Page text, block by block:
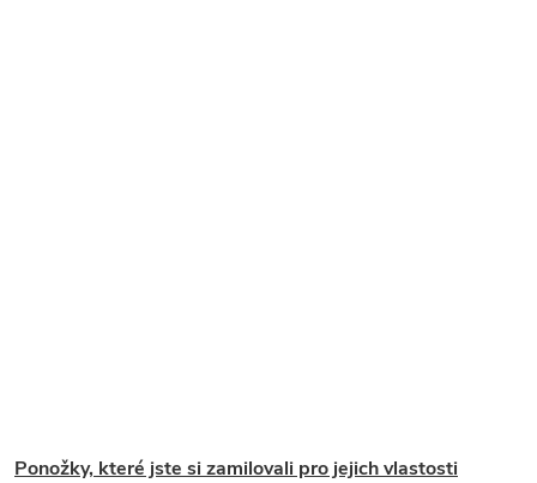
Ponožky, které jste si zamilovali pro jejich vlastosti